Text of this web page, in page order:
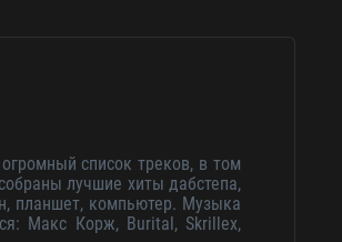
список треков, в том
лучшие хиты дабстепа,
планшет, компьютер. Музыка
Макс Корж, Burital, Skrillex,